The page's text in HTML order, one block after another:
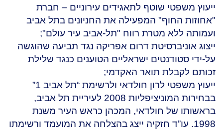
ייעוץ משפטי שוטף לתאגידים עירוניים – חברת
"אחוזות החוף" המפעילה את החניונים בתל אביב
ועמותה ללא מטרת רווח "תל-אביב עיר עולם";
ייצוג אוניברסיטת דרום אפריקה נגד תביעה שהוגשה
על-ידי סטודנטים ישראליים הטוענים כנגד שלילת
זכותם לקבלת תואר האקדמי;
ייעוץ משפטי לרון חולדאי ולרשימת “תל אביב 1”
בבחירות המוניציפליות 2008 לעיריית תל אביב,
בראשותו של חולדאי, המכהן כראש העיר משנת
1998. עו”ד חזקיה ייצג בהצלחה את המועמד ורשימתו